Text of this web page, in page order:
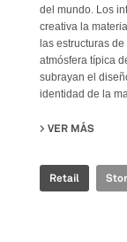
del mundo. Los
creativa la
las estructuras
atmósfera típica
subrayan el
identidad de la
VER MÁS
Retail